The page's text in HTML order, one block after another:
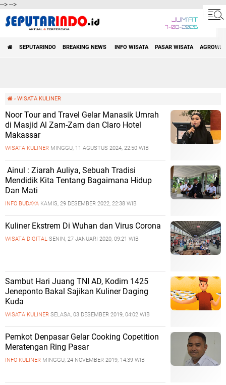
-->-->
TERPERCAYA
JUM'AT
7-08-2026
SEPUTARINDO BREAKING NEWS INFO WISATA PASAR WISATA
› WISATA KULINER
Noor Tour and Travel Gelar Manasik Umrah
di Masjid Al Zam-Zam dan Claro Hotel
Makassar
WISATA KULINER MINGGU, 11 AGUSTUS 2024, 22:50 WIB
Ainul : Ziarah Auliya, Sebuah Tradisi
Mendidik Kita Tentang Bagaimana Hidup
Dan Mati
INFO BUDAYA KAMIS, 29 DESEMBER 2022, 22:38 WIB
Kuliner Ekstrem Di Wuhan dan Virus Corona
WISATA DIGITAL SENIN, 27 JANUARI 2020, 09:21 WIB
Sambut Hari Juang TNI AD, Kodim 1425
Jeneponto Bakal Sajikan Kuliner Daging
Kuda
WISATA KULINER SELASA, 03 DESEMBER 2019, 04:02 WIB
Pemkot Denpasar Gelar Cooking Copetition
Meratengan Ring Pasar
INFO KULINER MINGGU, 24 NOVEMBER 2019, 14:39 WIB